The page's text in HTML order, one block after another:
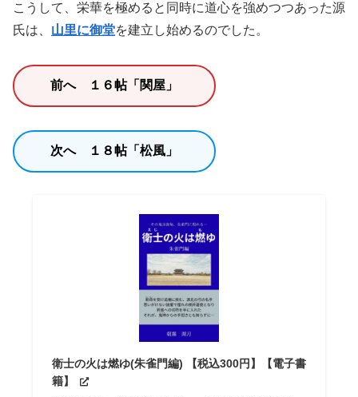
こうして、栄華を極めると同時に道心を強めつつあった源
氏は、 山里に御堂を建立し始めるのでした。
前へ １６帖「関屋」
次へ １８帖「松風」
衛士の火は燃ゆ(朱雀門編) 【税込300円】【電子書
籍】